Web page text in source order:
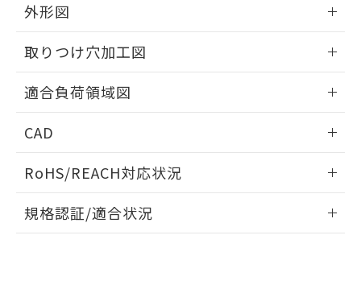
外形図
取りつけ穴加工図
適合負荷領域図
CAD
ドすることができます。
ログイン/会員登録
RoHS/REACH対応状況
EU RoHS 注意事項・凡例
規格認証/適合状況
用者の範囲」に記載されている法人を
指します。
51物質の非含有証明書（当社基準）
※本証明書は発行日時点で非含有を証明す
るもので、過去に遡って非含有を証明する
ものではありません。
また、RoHS指令のフタル酸エステル類４
物質の対応では、対応完了までの期間は出
既に当社にて対応品への在庫切替を完了
していることから、特段のことがない限
り、2022年1月12日より割愛しておりま
す。